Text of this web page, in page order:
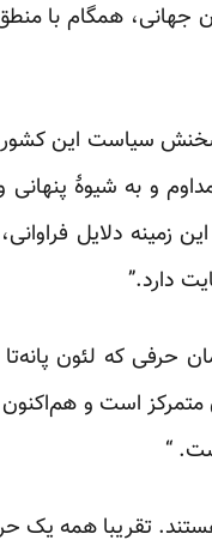
جهانی، همگام با
سخنش سیاست این
و به شیوۀ پنهانی و
زمینه دلایل
دارد.”
که لئون
متمرکز است و
“
تقریبا همه یک